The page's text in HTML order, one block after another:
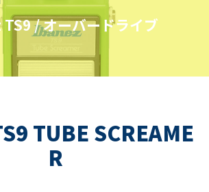
/ オーバードライブ
TUBE SCREAME
R